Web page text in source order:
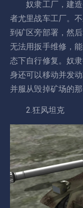
奴隶工厂，建造
者尤里战车工厂。
到矿区旁部署，然
无法用扳手维修，
态下自行修复。奴
身还可以移动并发
并服从毁掉矿场的那
2.狂风坦克